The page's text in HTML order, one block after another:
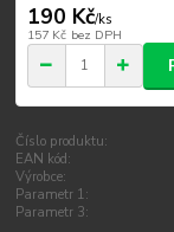
190 Kč/ks
157 Kč bez DPH
Číslo produktu:
EAN kód:
Výrobce:
Parametr 1:
Parametr 3: